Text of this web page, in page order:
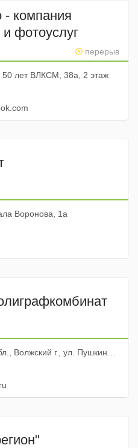
компания
фотоуслуг
перерыв
50 лет ВЛКСМ, 38а, 2 этаж
Воронова, 1а
Волжский г., ул. Пушкина, 79